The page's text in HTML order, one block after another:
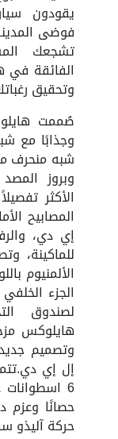
يقودون
فوضى
تشجعك
الفائقة
وتحقيق
صُممت
وجذابًا مع
شبه منحرف
وبروز
الأكثر
المصابيح
إي دي،
للماكينة،
الجزء
لصندوق
هايلوكس
وتصميم
إل إي
حركة آليذو